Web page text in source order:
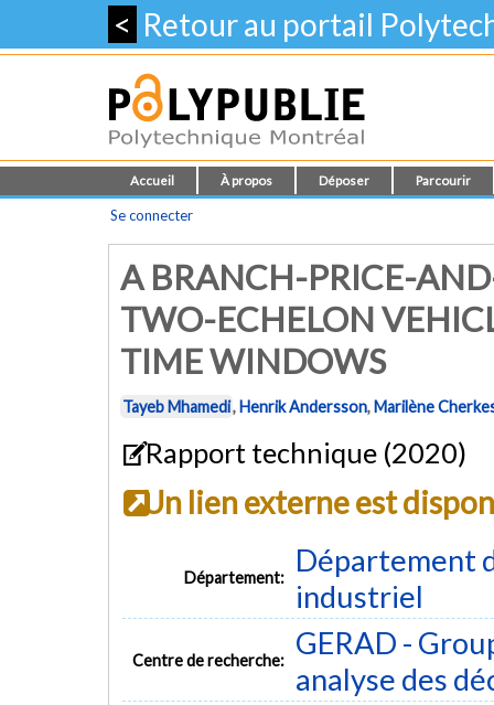
< Retour au portail
Accueil À propos Déposer Parcourir
Se connecter
A BRANCH-PRICE-
TWO-ECHELON
TIME WINDOWS
Tayeb Mhamedi,Henrik Andersson,Marilène
Rapport technique (2020)
Un lien externe est
Département:
Département
industriel
Centre de recherche:
GERAD -
analyse des